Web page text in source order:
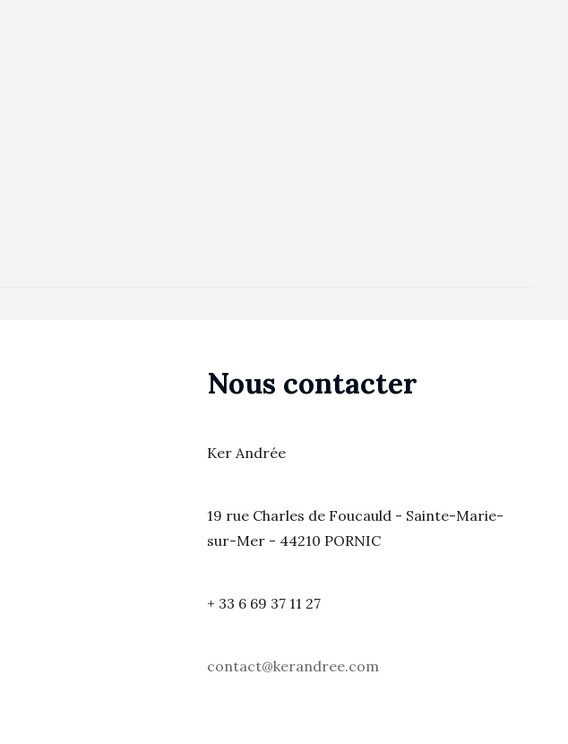
Nous contacter
Ker Andrée
19 rue Charles de Foucauld - Sainte-Marie-
sur-Mer - 44210 PORNIC
+ 33 6 69 37 11 27
contact@kerandree.com